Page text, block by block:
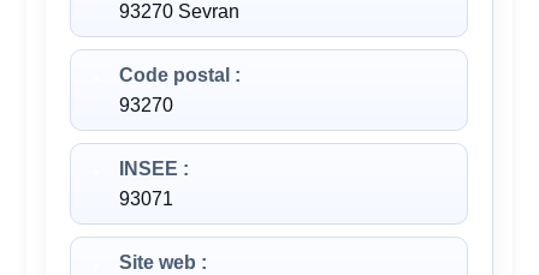
93270 Sevran
Code postal :
93270
INSEE :
93071
Site web :